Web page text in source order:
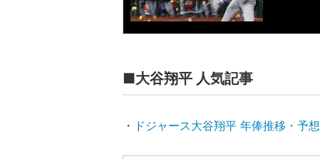
■大谷翔平 人気記事
・ ドジャース大谷翔平 年俸推移・予想